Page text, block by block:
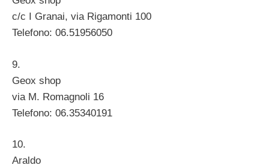
c/c I Granai, via Rigamonti 100
Telefono: 06.51956050
9.
Geox shop
via M. Romagnoli 16
Telefono: 06.35340191
10.
Araldo